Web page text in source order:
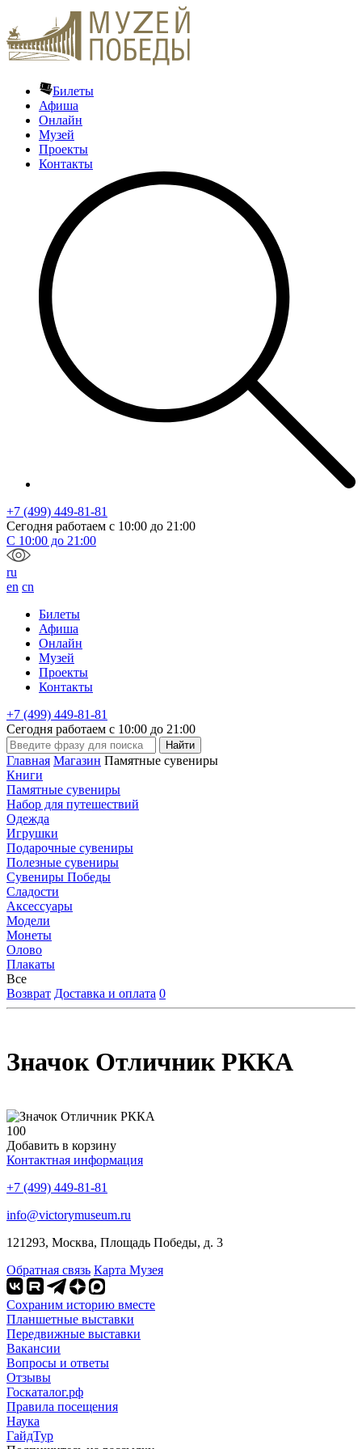
Билеты
Афиша
Онлайн
Музей
Проекты
Контакты
+7 (499) 449-81-81
Сегодня работаем с 10:00 до 21:00
С 10:00 до 21:00
ru
en cn
Билеты
Афиша
Онлайн
Музей
Проекты
Контакты
+7 (499) 449-81-81
Сегодня работаем с 10:00 до 21:00
Главная Магазин Памятные сувениры
Книги
Памятные сувениры
Набор для путешествий
Одежда
Игрушки
Подарочные сувениры
Полезные сувениры
Сувениры Победы
Сладости
Аксессуары
Модели
Монеты
Олово
Плакаты
Все
Возврат Доставка и оплата 0
Значок Отличник РККА
100
Добавить в корзину
Контактная информация
+7 (499) 449-81-81
info@victorymuseum.ru
121293, Москва, Площадь Победы, д. 3
Обратная связь Карта Музея
Сохраним историю вместе
Планшетные выставки
Передвижные выставки
Вакансии
Вопросы и ответы
Отзывы
Госкаталог.рф
Правила посещения
Наука
ГайдТур